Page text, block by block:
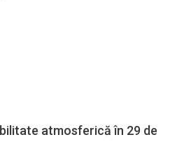
atmosferică în 29 de